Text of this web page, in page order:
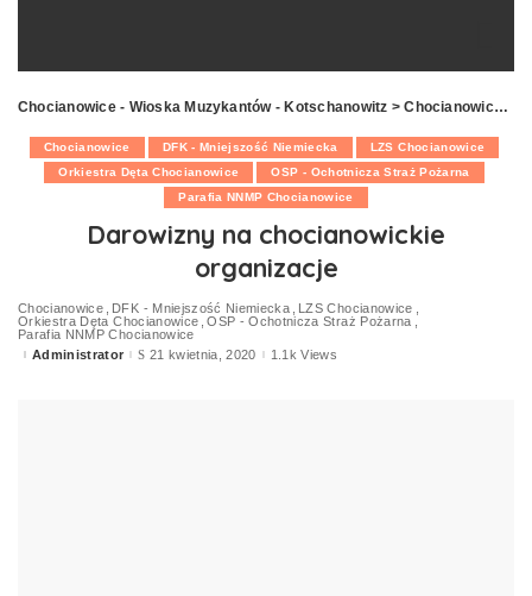
Chocianowice - Wioska Muzykantów - Kotschanowitz >Chocianowice >
Chocianowice DFK - Mniejszość Niemiecka
LZS Chocianowice
Orkiestra Dęta Chocianowice
OSP - Ochotnicza Straż Pożarna
Parafia NNMP Chocianowice
Darowizny na chocianowickie
organizacje
Chocianowice DFK - Mniejszość Niemiecka
LZS Chocianowice
Orkiestra Dęta Chocianowice
OSP - Ochotnicza Straż Pożarna
Parafia NNMP Chocianowice
Posted
Administrator 21 kwietnia, 2020 1.1k Views